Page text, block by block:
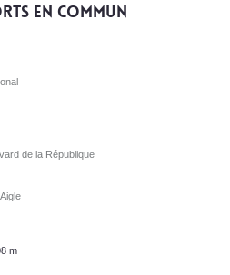
en commun
de la République
m